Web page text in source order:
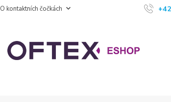
O kontaktních čočkách